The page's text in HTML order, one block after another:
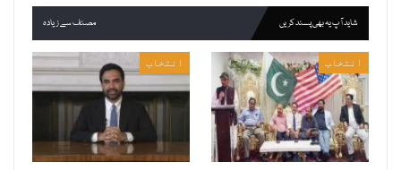
شاید آپ یہ بھی پسند کریں مصنف سے زیادہ
انتخاب انتخاب